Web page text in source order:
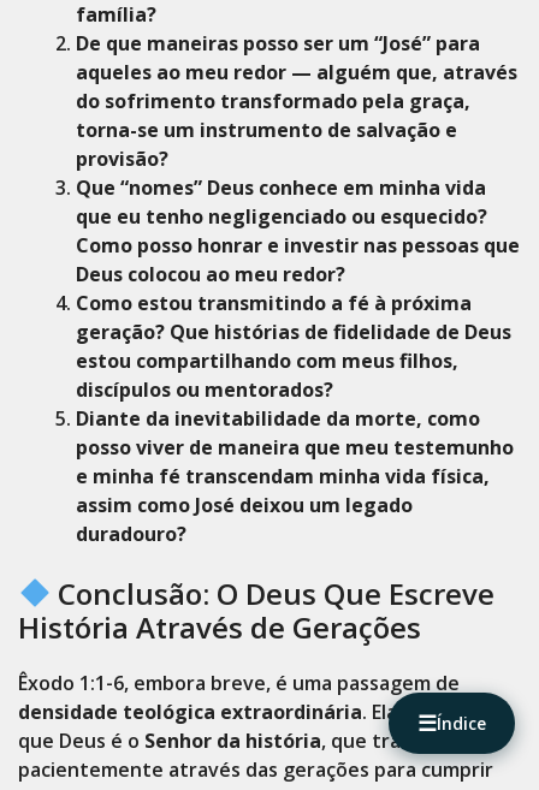
☰Índice
família?
De que maneiras posso ser um “José” para
aqueles ao meu redor — alguém que, através
do sofrimento transformado pela graça,
torna-se um instrumento de salvação e
provisão?
Que “nomes” Deus conhece em minha vida
que eu tenho negligenciado ou esquecido?
Como posso honrar e investir nas pessoas que
Deus colocou ao meu redor?
Como estou transmitindo a fé à próxima
geração? Que histórias de fidelidade de Deus
estou compartilhando com meus filhos,
discípulos ou mentorados?
Diante da inevitabilidade da morte, como
posso viver de maneira que meu testemunho
e minha fé transcendam minha vida física,
assim como José deixou um legado
duradouro?
Conclusão: O Deus Que Escreve
História Através de Gerações
Êxodo 1:1-6, embora breve, é uma passagem de
densidade teológica extraordinária. Ela nos ensina
que Deus é o Senhor da história, que trabalha
pacientemente através das gerações para cumprir